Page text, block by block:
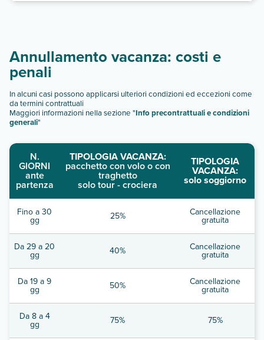
Annullamento vacanza: costi e
penali
In alcuni casi possono applicarsi ulteriori condizioni ed eccezioni come
da termini contrattuali
Maggiori informazioni nella sezione "Info precontrattuali e condizioni
generali"
N.
GIORNI
ante
partenza
TIPOLOGIA VACANZA:
pacchetto con volo o con
traghetto
solo tour - crociera
TIPOLOGIA
VACANZA:
solo soggiorno
Fino a 30
gg 25% Cancellazione
gratuita
Da 29 a 20
gg 40% Cancellazione
gratuita
Da 19 a 9
gg 50% Cancellazione
gratuita
Da 8 a 4
gg 75% 75%